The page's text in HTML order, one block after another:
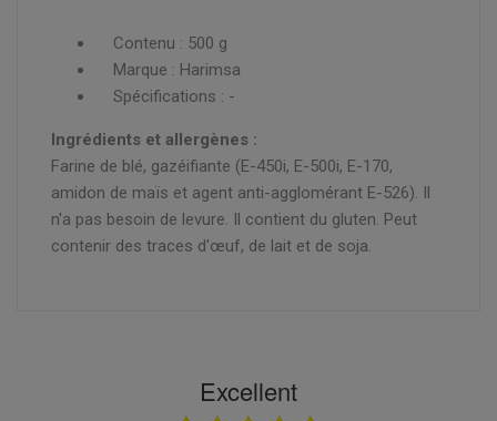
Contenu : 500 g
Marque : Harimsa
Spécifications : -
Ingrédients et allergènes :
Farine de blé, gazéifiante (E-450i, E-500i, E-170,
amidon de maïs et agent anti-agglomérant E-526). Il
n'a pas besoin de levure. Il contient du gluten. Peut
contenir des traces d'œuf, de lait et de soja.
Excellent